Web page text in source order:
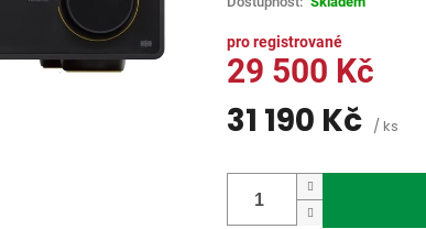
5
29 500 Kč
31 190 Kč / ks
cena: